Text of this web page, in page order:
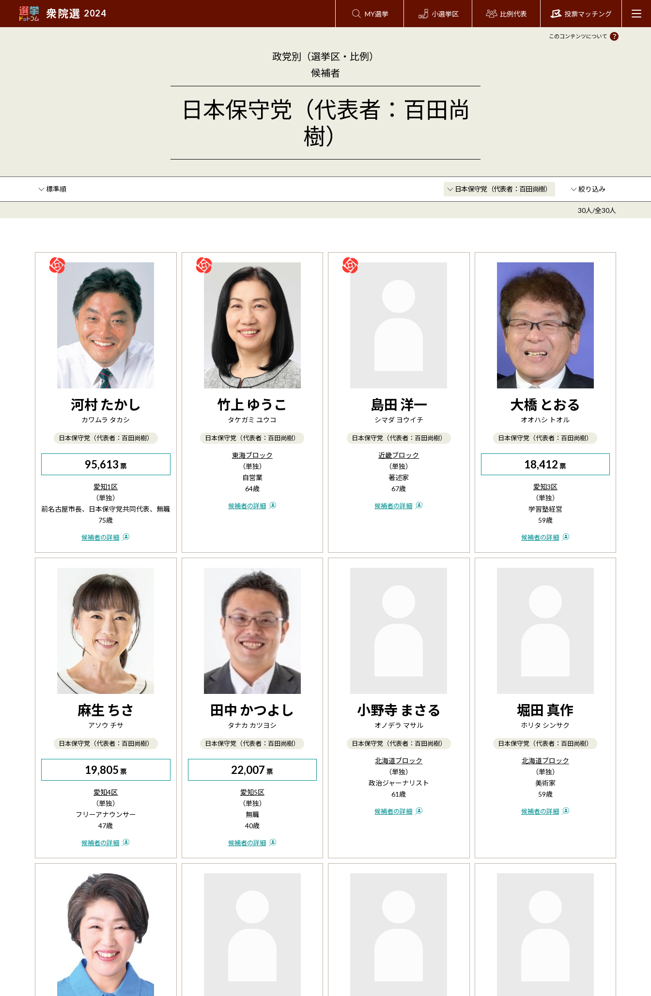
衆院選 2024 MY選挙 小選挙区 比例代表 投票マッチング
このコンテンツについて
政党別（選挙区・比例）
候補者
日本保守党（代表者：百田尚
樹）
絞り込み
年齢 〜 クリア
30人/全30人
河村 たかし
カワムラ タカシ
日本保守党（代表者：百田尚樹）
95,613 票
愛知1区
（単独）
前名古屋市長、日本保守党共同代表、無職
75歳
候補者の詳細
竹上 ゆうこ
タケガミ ユウコ
日本保守党（代表者：百田尚樹）
東海ブロック
（単独）
自営業
64歳
候補者の詳細
島田 洋一
シマダ ヨウイチ
日本保守党（代表者：百田尚樹）
近畿ブロック
（単独）
著述家
67歳
候補者の詳細
大橋 とおる
オオハシ トオル
日本保守党（代表者：百田尚樹）
18,412 票
愛知3区
（単独）
学習塾経営
59歳
候補者の詳細
麻生 ちさ
アソウ チサ
日本保守党（代表者：百田尚樹）
19,805 票
愛知4区
（単独）
フリーアナウンサー
47歳
候補者の詳細
田中 かつよし
タナカ カツヨシ
日本保守党（代表者：百田尚樹）
22,007 票
愛知5区
（単独）
無職
40歳
候補者の詳細
小野寺 まさる
オノデラ マサル
日本保守党（代表者：百田尚樹）
北海道ブロック
（単独）
政治ジャーナリスト
61歳
候補者の詳細
堀田 真作
ホリタ シンサク
日本保守党（代表者：百田尚樹）
北海道ブロック
（単独）
美術家
59歳
候補者の詳細